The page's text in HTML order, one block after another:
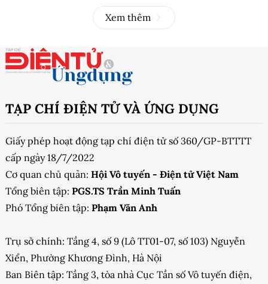
Xem thêm
TẠP CHÍ ĐIỆN TỬ VÀ ỨNG DỤNG
Giấy phép hoạt động tạp chí điện tử số 360/GP-BTTTT
cấp ngày 18/7/2022
Cơ quan chủ quản: Hội Vô tuyến - Điện tử Việt Nam
Tổng biên tập: PGS.TS Trần Minh Tuấn
Phó Tổng biên tập: Phạm Văn Anh
Trụ sở chính: Tầng 4, số 9 (Lô TT01-07, số 103) Nguyễn
Xiển, Phường Khương Đình, Hà Nội
Ban Biên tập: Tầng 3, tòa nhà Cục Tần số Vô tuyến điện,